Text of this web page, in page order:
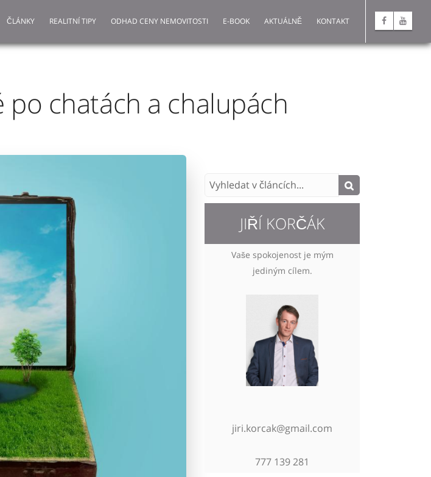
ČLÁNKY REALITNÍ TIPY ODHAD CENY NEMOVITOSTI E-BOOK AKTUÁLNĚ KONTAKT
chatách a chalupách
JIŘÍ KORČÁK
Vaše spokojenost je mým
jediným cílem.
jiri.korcak@gmail.com
777 139 281